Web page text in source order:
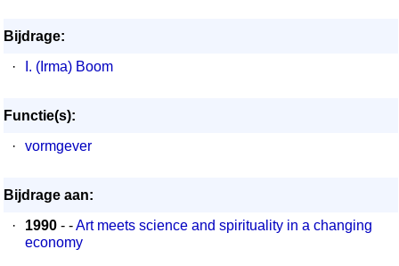
Bijdrage:
·
I. (Irma) Boom
Functie(s):
·
vormgever
Bijdrage aan:
·
1990 - -Art meets science and spirituality in a changing
economy